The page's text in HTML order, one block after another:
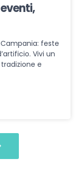
feste
Vivi un
e